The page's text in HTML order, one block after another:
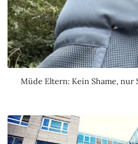
Müde Eltern: Kein Shame, nur